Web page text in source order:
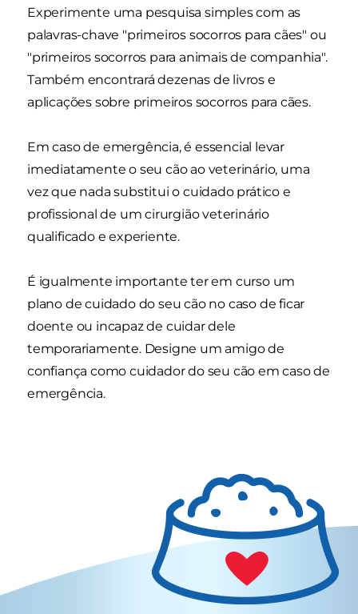
Experimente uma pesquisa simples com as
palavras-chave "primeiros socorros para cães" ou
"primeiros socorros para animais de companhia".
Também encontrará dezenas de livros e
aplicações sobre primeiros socorros para cães.
Em caso de emergência, é essencial levar
imediatamente o seu cão ao veterinário, uma
vez que nada substitui o cuidado prático e
profissional de um cirurgião veterinário
qualificado e experiente.
É igualmente importante ter em curso um
plano de cuidado do seu cão no caso de ficar
doente ou incapaz de cuidar dele
temporariamente. Designe um amigo de
confiança como cuidador do seu cão em caso de
emergência.